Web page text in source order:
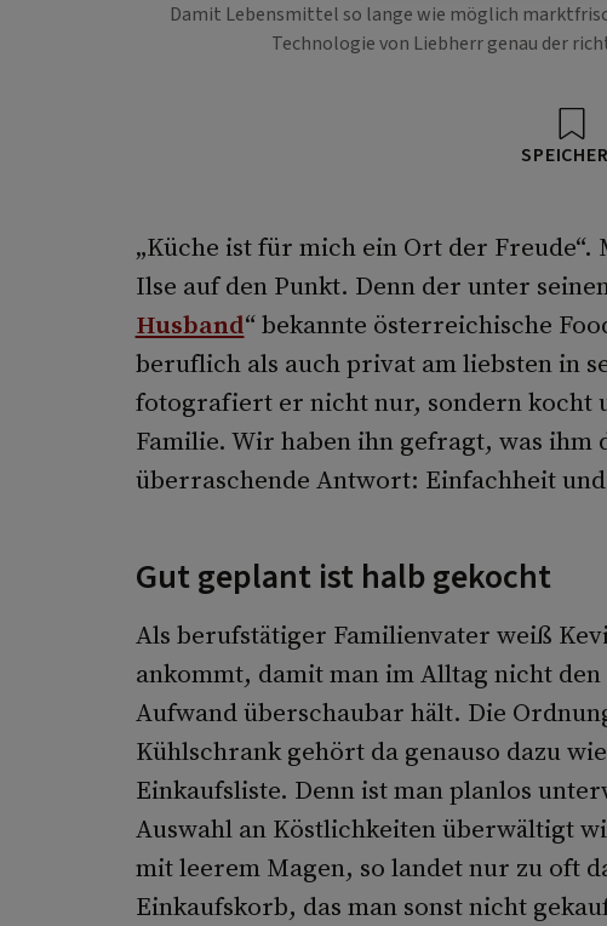
Damit Lebensmittel so lange wie möglich
Technologie von Liebherr genau der
„Küche ist für mich ein Ort der
Ilse auf den Punkt. Denn der unter
Husband“ bekannte österreichische
beruflich als auch privat am liebsten in
fotografiert er nicht nur, sondern kocht
Familie. Wir haben ihn gefragt, was ihm
überraschende Antwort: Einfachheit
Gut geplant ist halb gekocht
Als berufstätiger Familienvater weiß
ankommt, damit man im Alltag nicht
Aufwand überschaubar hält. Die
Kühlschrank gehört da genauso dazu
Einkaufsliste. Denn ist man planlos
Auswahl an Köstlichkeiten überwältigt
mit leerem Magen, so landet nur zu oft
Einkaufskorb, das man sonst nicht